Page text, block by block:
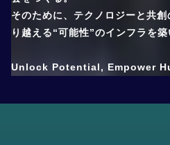
そのために、テクノロジーと共
り越える“可能性”のインフラを築
Unlock Potential, Empower